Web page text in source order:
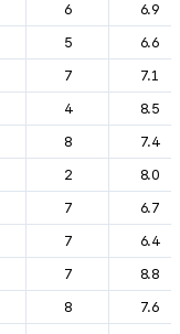
6
6.9
5
6.6
7
7.1
4
8.5
8
7.4
2
8.0
7
6.7
7
6.4
7
8.8
8
7.6